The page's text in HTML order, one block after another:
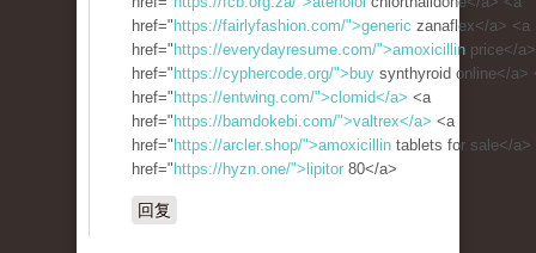
href=" https://fairlyfashion.com/">generic zanaflex</a> <a
href=" https://everydayresume.com/">amoxicillin price</
href=" https://cyphercode.org/">buy synthyroid online</a>
href=" https://entwing.com/">clomid</a> <a
href=" https://bamdokebi.com/">valtrex</a> <a
href=" https://arcler.shop/">amoxicillin tablets for sale</a>
href=" https://hyzn.one/">lipitor 80</a>
回复